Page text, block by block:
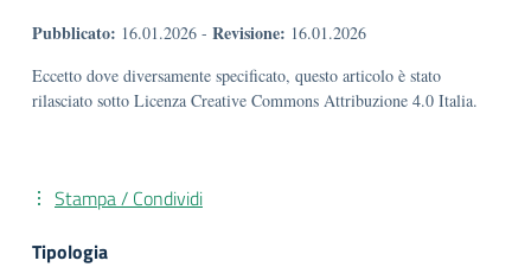
Pubblicato: 16.01.2026 - Revisione: 16.01.2026
Eccetto dove diversamente specificato, questo articolo è stato
rilasciato sotto Licenza Creative Commons Attribuzione 4.0 Italia.
Stampa / Condividi
Tipologia